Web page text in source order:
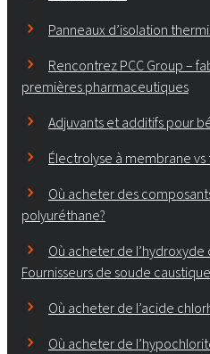
Panneaux d’isolation
Rencontrez PCC Group –
premières pharmaceutiques
Adjuvants et additifs pour
Électrolyse à membrane
Où acheter des
polyuréthane?
Où acheter de l’hydroxyde
Fournisseurs de soude
Où acheter de l’acide
Où acheter de